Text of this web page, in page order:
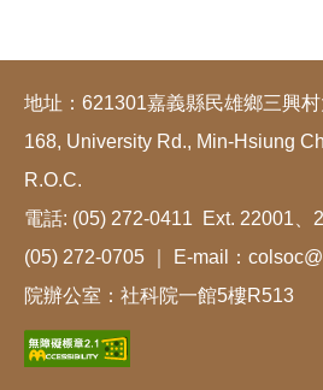
地址：621301嘉義縣民雄鄉三興
168, University Rd., Min-Hsiung
R.O.C.
電話: (05) 272-0411 Ext. 22001、
(05) 272-0705 ｜ E-mail：
院辦公室：社科院一館5樓R513